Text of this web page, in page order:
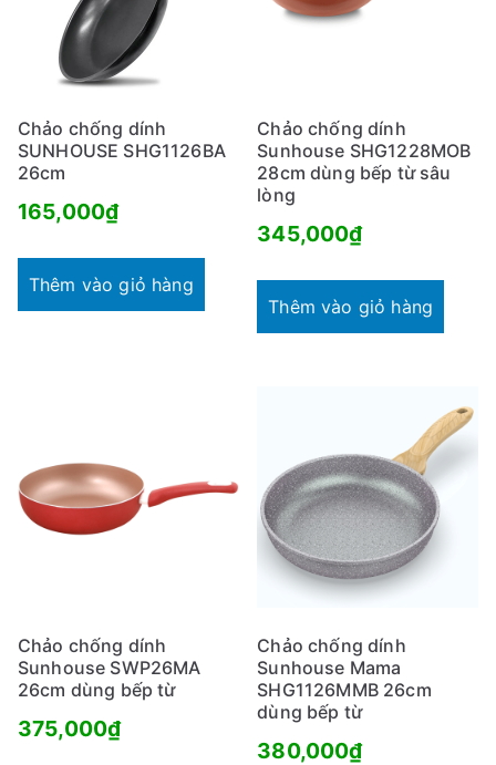
Chảo chống dính
SUNHOUSE SHG1126BA
26cm
165,000₫
Thêm vào giỏ hàng
Chảo chống dính
Sunhouse SHG1228MOB
28cm dùng bếp từ sâu
lòng
345,000₫
Thêm vào giỏ hàng
Chảo chống dính
Sunhouse SWP26MA
26cm dùng bếp từ
375,000₫
Chảo chống dính
Sunhouse Mama
SHG1126MMB 26cm
dùng bếp từ
380,000₫